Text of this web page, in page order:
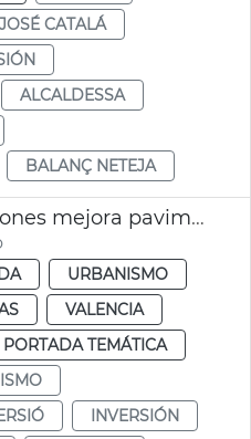
CATALÁ
ALCALDESSA
BALANÇ NETEJA
Inversión de 1,2 millones mejora pavimento calles y caminos València y pedanías
URBANISMO
VALENCIA
PORTADA TEMÁTICA
INVERSIÓN